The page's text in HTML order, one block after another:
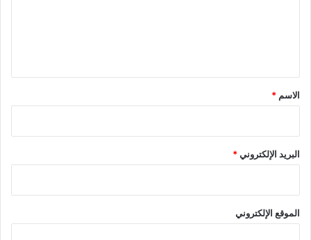
*
الاسم *
البريد الإلكتروني*
الموقع الإلكتروني